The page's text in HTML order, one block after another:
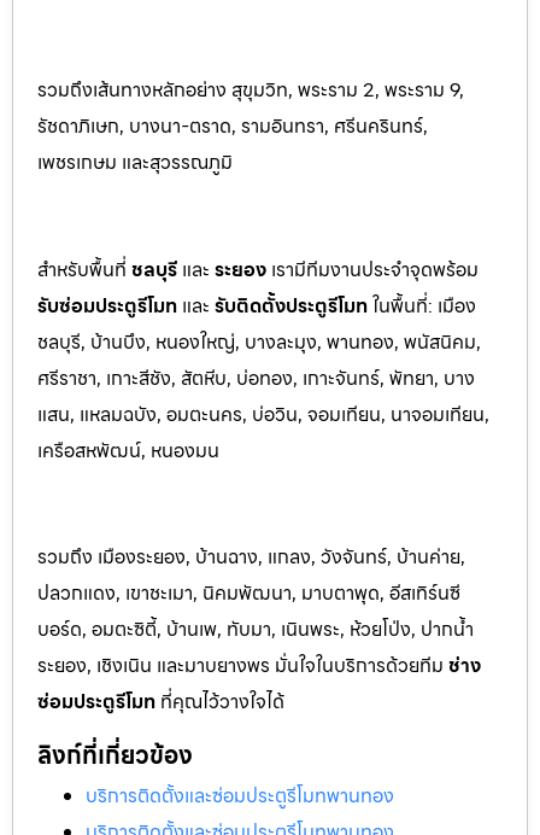
รวมถึงเส้นทางหลักอย่าง สุขุมวิท, พระราม 2, พระราม 9,
รัชดาภิเษก, บางนา-ตราด, รามอินทรา, ศรีนครินทร์,
เพชรเกษม และสุวรรณภูมิ
สำหรับพื้นที่ ชลบุรี และ ระยอง เรามีทีมงานประจำจุดพร้อม
รับซ่อมประตูรีโมท และ รับติดตั้งประตูรีโมทในพื้นที่: เมือง
ชลบุรี, บ้านบึง, หนองใหญ่, บางละมุง, พานทอง, พนัสนิคม,
ศรีราชา, เกาะสีชัง, สัตหีบ, บ่อทอง, เกาะจันทร์, พัทยา, บาง
แสน, แหลมฉบัง, อมตะนคร, บ่อวิน, จอมเทียน, นาจอมเทียน,
เครือสหพัฒน์, หนองมน
รวมถึง เมืองระยอง, บ้านฉาง, แกลง, วังจันทร์, บ้านค่าย,
ปลวกแดง, เขาชะเมา, นิคมพัฒนา, มาบตาพุด, อีสเทิร์นซี
บอร์ด, อมตะซิตี้, บ้านเพ, ทับมา, เนินพระ, ห้วยโป่ง, ปากน้ำ
ระยอง, เชิงเนิน และมาบยางพร มั่นใจในบริการด้วยทีม ช่าง
ซ่อมประตูรีโมท ที่คุณไว้วางใจได้
ลิงก์ที่เกี่ยวข้อง
บริการติดตั้งและซ่อมประตูรีโมทพานทอง